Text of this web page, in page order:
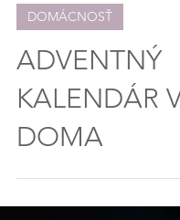
"Adelka ešte nevečerala"
DOMÁCNOSŤ
ADVENTNÝ
KALENDÁR
DOMA